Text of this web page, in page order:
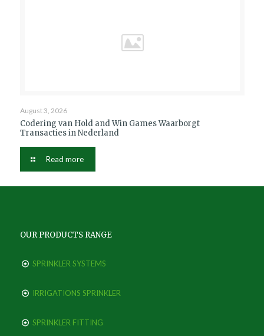
August 3, 2026
Codering van Hold and Win Games Waarborgt
Transacties in Nederland
Read more
OUR PRODUCTS RANGE
SPRINKLER SYSTEMS
IRRIGATIONS SPRINKLER
SPRINKLER FITTING